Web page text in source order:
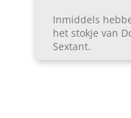
Inmiddels
het stokje van
Sextant.